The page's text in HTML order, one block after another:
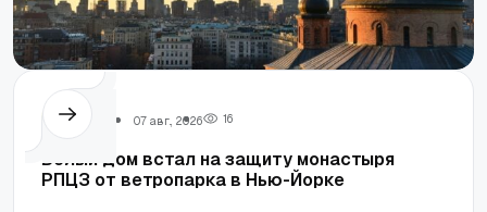
Трамп 07 авг., 2026 16
Белый дом встал на защиту монастыря
РПЦЗ от ветропарка в Нью-Йорке